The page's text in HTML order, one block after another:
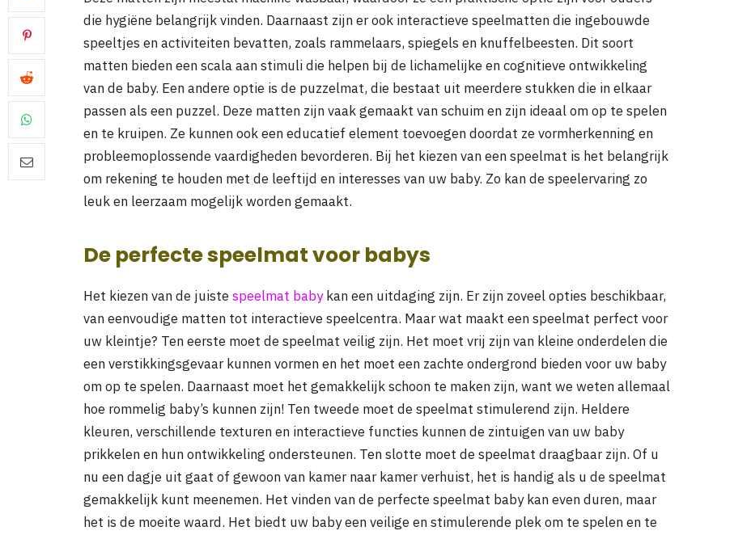
die hygiëne belangrijk vinden. Daarnaast zijn er ook interactieve speelmatten die ingebouwde
speeltjes en activiteiten bevatten, zoals rammelaars, spiegels en knuffelbeesten. Dit soort
matten bieden een scala aan stimuli die helpen bij de lichamelijke en cognitieve ontwikkeling
van de baby. Een andere optie is de puzzelmat, die bestaat uit meerdere stukken die in elkaar
passen als een puzzel. Deze matten zijn vaak gemaakt van schuim en zijn ideaal om op te spelen
en te kruipen. Ze kunnen ook een educatief element toevoegen doordat ze vormherkenning en
probleemoplossende vaardigheden bevorderen. Bij het kiezen van een speelmat is het belangrijk
om rekening te houden met de leeftijd en interesses van uw baby. Zo kan de speelervaring zo
leuk en leerzaam mogelijk worden gemaakt.
De perfecte speelmat voor babys
Het kiezen van de juiste speelmat babykan een uitdaging zijn. Er zijn zoveel opties beschikbaar,
van eenvoudige matten tot interactieve speelcentra. Maar wat maakt een speelmat perfect voor
uw kleintje? Ten eerste moet de speelmat veilig zijn. Het moet vrij zijn van kleine onderdelen die
een verstikkingsgevaar kunnen vormen en het moet een zachte ondergrond bieden voor uw baby
om op te spelen. Daarnaast moet het gemakkelijk schoon te maken zijn, want we weten allemaal
hoe rommelig baby’s kunnen zijn! Ten tweede moet de speelmat stimulerend zijn. Heldere
kleuren, verschillende texturen en interactieve functies kunnen de zintuigen van uw baby
prikkelen en hun ontwikkeling ondersteunen. Ten slotte moet de speelmat draagbaar zijn. Of u
nu een dagje uit gaat of gewoon van kamer naar kamer verhuist, het is handig als u de speelmat
gemakkelijk kunt meenemen. Het vinden van de perfecte speelmat baby kan even duren, maar
het is de moeite waard. Het biedt uw baby een veilige en stimulerende plek om te spelen en te